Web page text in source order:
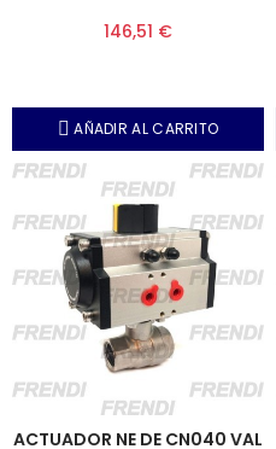
146,51 €
AÑADIR AL CARRITO
ACTUADOR NE DE CN040 VAL